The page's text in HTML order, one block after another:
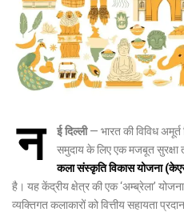
न ई दिल्ली— भारत की विविध
समुदाय के लिए एक मजबूत
कला संस्कृति विकास योजना
है। यह केंद्रीय क्षेत्र की एक ‘अम्ब्रेला’
व्यक्तिगत कलाकारों को वित्तीय सहायता